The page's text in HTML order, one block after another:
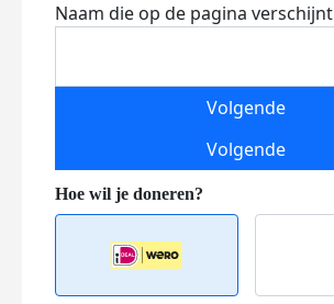
Naam die op de pagina verschijnt
Volgende
Volgende